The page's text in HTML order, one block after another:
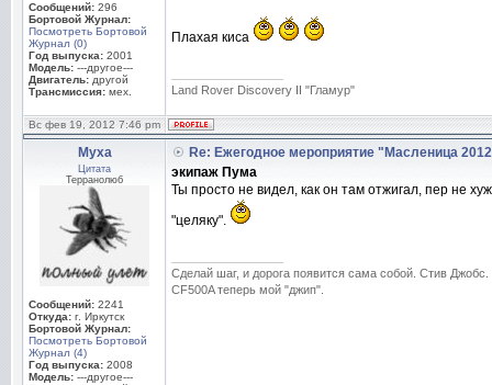
Сообщений: 296
Бортовой Журнал:
Посмотреть Бортовой
Журнал (0)
Год выпуска: 2001
Модель: ---другое---
Двигатель: другой
Трансмиссия: мех.
Плахая киса
Land Rover Discovery II "Гламур"
Вс фев 19, 2012 7:46 pm
Муха
Цитата
Терранолюб
Сообщений: 2241
Откуда: г. Иркутск
Бортовой Журнал:
Посмотреть Бортовой
Журнал (4)
Год выпуска: 2008
Модель: ---другое---
Re: Ежегодное мероприятие "Масленица
экипаж Пума
Ты просто не видел, как он там отжигал, пер не
"целяку".
Сделай шаг, и дорога появится сама собой. Стив Джобс.
CF500A теперь мой "джип".